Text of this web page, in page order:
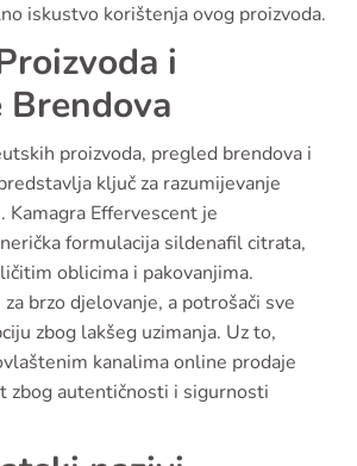
iskustvo korištenja ovog proizvoda.
i
proizvoda, pregled brendova i
ključ za razumijevanje
Kamagra Effervescent je
formulacija sildenafil citrata,
oblicima i pakovanjima.
brzo djelovanje, a potrošači sve
zbog lakšeg uzimanja. Uz to,
kanalima online prodaje
zbog autentičnosti i sigurnosti